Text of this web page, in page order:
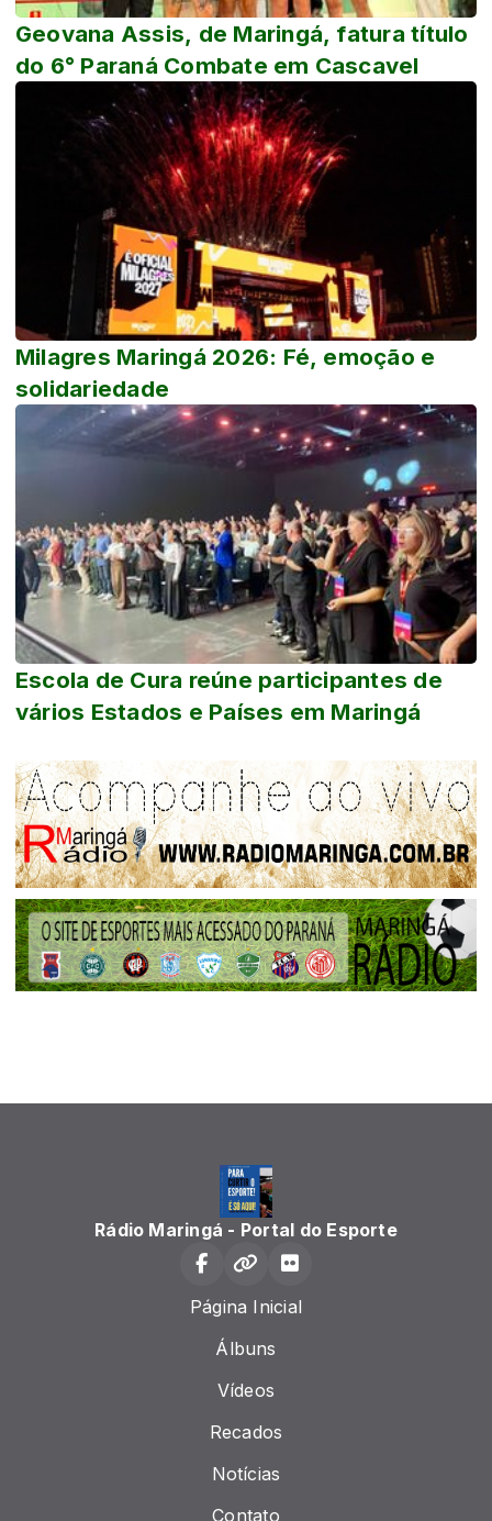
Geovana Assis, de Maringá, fatura título
do 6° Paraná Combate em Cascavel
Milagres Maringá 2026: Fé, emoção e
solidariedade
Escola de Cura reúne participantes de
vários Estados e Países em Maringá
Rádio Maringá - Portal do Esporte
Página Inicial
Álbuns
Vídeos
Recados
Notícias
Contato